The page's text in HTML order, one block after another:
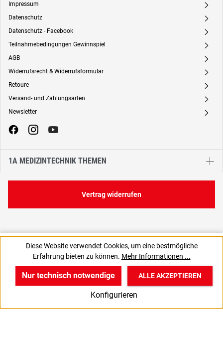
6,31 €
6,31 € / 1 Stück
Impressum A
Datenschutz A
Datenschutz - Facebook A
Teilnahmebedingungen Gewinnspiel A
AGB A
Widerrufsrecht & Widerrufsformular A
Retoure A
Versand- und Zahlungsarten A
Newsletter A
1A MEDIZINTECHNIK THEMEN
Vertrag widerrufen
Diese Website verwendet Cookies, um eine bestmögliche
Erfahrung bieten zu können. Mehr Informationen ...
Nur technisch notwendige
Konfigurieren
ALLE AKZEPTIEREN
v
Produkte
B